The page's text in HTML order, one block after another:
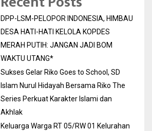
DPP-LSM-PELOPOR INDONESIA, HIMBAU
DESA HATI-HATI KELOLA KOPDES
MERAH PUTIH: JANGAN JADI BOM
WAKTU UTANG*
Sukses Gelar Riko Goes to School, SD
Islam Nurul Hidayah Bersama Riko The
Series Perkuat Karakter Islami dan
Akhlak
Keluarga Warga RT 05/RW 01 Kelurahan